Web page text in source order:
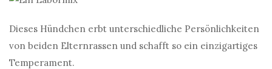
Dieses Hündchen erbt unterschiedliche Persönlichkeiten
von beiden Elternrassen und schafft so ein einzigartiges
Temperament.